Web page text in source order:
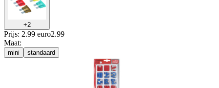
+2
Prijs: 2.99 euro2.99
Maat:
mini standaard